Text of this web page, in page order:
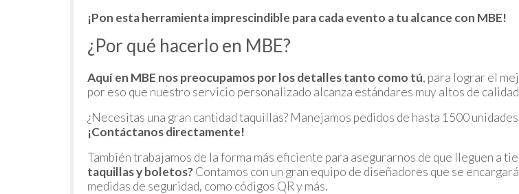
¡Pon esta herramienta imprescindible para cada evento a tu alcance con MBE!
¿Por qué hacerlo en MBE?
Aquí en MBE nos preocupamos por los detalles tanto como tú, para lograr el
por eso que nuestro servicio personalizado alcanza estándares muy altos de
¿Necesitas una gran cantidad taquillas? Manejamos pedidos de hasta 1500
¡Contáctanos directamente!
También trabajamos de la forma más eficiente para asegurarnos de que lleguen a
taquillas y boletos?Contamos con un gran equipo de diseñadores que se
medidas de seguridad, como códigos QR y más.